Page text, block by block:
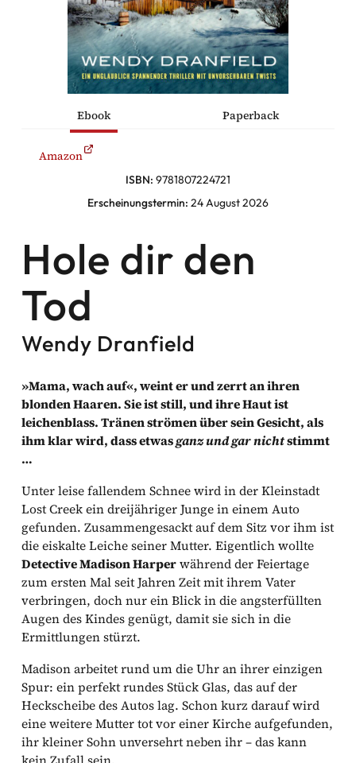
Facebook
Instagram
Twitter
Komödien
Ebook Paperback
Amazon
ISBN: 9781807224721
Erscheinungstermin: 24 August 2026
Hole dir den
Tod
Wendy Dranfield
»Mama, wach auf«, weint er und zerrt an ihren
blonden Haaren. Sie ist still, und ihre Haut ist
leichenblass. Tränen strömen über sein Gesicht, als
ihm klar wird, dass etwasganz und garnichtstimmt
…
Unter leise fallendem Schnee wird in der Kleinstadt
Lost Creek ein dreijähriger Junge in einem Auto
gefunden. Zusammengesackt auf dem Sitz vor ihm ist
die eiskalte Leiche seiner Mutter. Eigentlich wollte
Detective Madison Harperwährend der Feiertage
zum ersten Mal seit Jahren Zeit mit ihrem Vater
verbringen, doch nur ein Blick in die angsterfüllten
Augen des Kindes genügt, damit sie sich in die
Ermittlungen stürzt.
Madison arbeitet rund um die Uhr an ihrer einzigen
Spur: ein perfekt rundes Stück Glas, das auf der
Heckscheibe des Autos lag. Schon kurz darauf wird
eine weitere Mutter tot vor einer Kirche aufgefunden,
ihr kleiner Sohn unversehrt neben ihr – das kann